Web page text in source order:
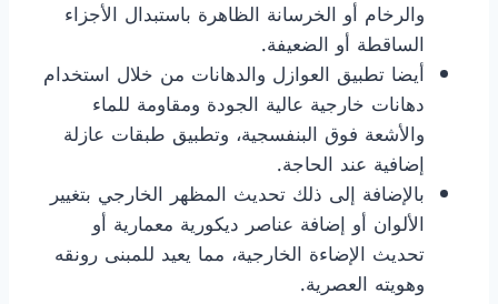
والرخام أو الخرسانة الظاهرة باستبدال الأجزاء
الساقطة أو الضعيفة.
​أيضا تطبيق العوازل والدهانات من خلال استخدام
دهانات خارجية عالية الجودة ومقاومة للماء
والأشعة فوق البنفسجية، وتطبيق طبقات عازلة
إضافية عند الحاجة.
​بالإضافة إلى ذلك تحديث المظهر الخارجي بتغيير
الألوان أو إضافة عناصر ديكورية معمارية أو
تحديث الإضاءة الخارجية، مما يعيد للمبنى رونقه
وهويته العصرية.